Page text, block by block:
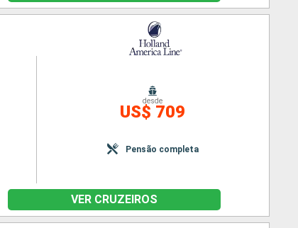
desde
US$ 709
Pensão completa
VER CRUZEIROS